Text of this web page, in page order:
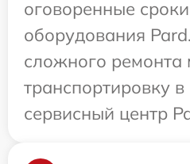
оговоренные
оборудования
сложного ремонта
транспортировку
сервисный центр